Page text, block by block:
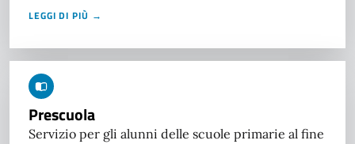
LEGGI DI PIÙ →
Prescuola
Servizio per gli alunni delle scuole primarie al fine